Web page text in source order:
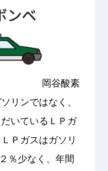
岡谷酸素
リンではなく、
いているＬＰガ
Ｐガスはガソリ
％少なく、年間